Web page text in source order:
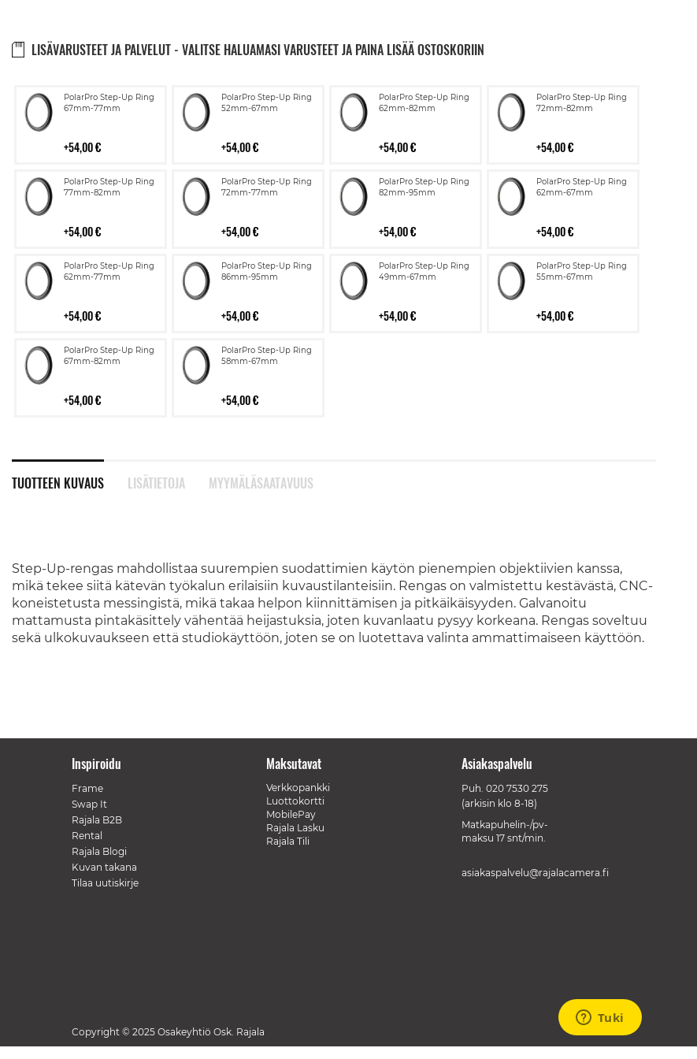
LISÄVARUSTEET JA PALVELUT - VALITSE HALUAMASI VARUSTEET JA PAINA LISÄÄ OSTOSKORIIN
PolarPro Step-Up Ring
67mm-77mm
54,00 €
Lisää
ostoskoriin
PolarPro Step-Up Ring
52mm-67mm
54,00 €
Lisää
ostoskoriin
PolarPro Step-Up Ring
62mm-82mm
54,00 €
Lisää
ostoskoriin
PolarPro Step-Up Ring
72mm-82mm
54,00 €
Lisää
ostoskoriin
PolarPro Step-Up Ring
77mm-82mm
54,00 €
Lisää
ostoskoriin
PolarPro Step-Up Ring
72mm-77mm
54,00 €
Lisää
ostoskoriin
PolarPro Step-Up Ring
82mm-95mm
54,00 €
Lisää
ostoskoriin
PolarPro Step-Up Ring
62mm-67mm
54,00 €
Lisää
ostoskoriin
PolarPro Step-Up Ring
62mm-77mm
54,00 €
Lisää
ostoskoriin
PolarPro Step-Up Ring
86mm-95mm
54,00 €
Lisää
ostoskoriin
PolarPro Step-Up Ring
49mm-67mm
54,00 €
Lisää
ostoskoriin
PolarPro Step-Up Ring
55mm-67mm
54,00 €
Lisää
ostoskoriin
PolarPro Step-Up Ring
67mm-82mm
54,00 €
Lisää
ostoskoriin
PolarPro Step-Up Ring
58mm-67mm
54,00 €
Lisää
ostoskoriin
TUOTTEEN KUVAUS
Step-Up-rengas mahdollistaa suurempien suodattimien käytön pienempien objektiivien kanssa,
mikä tekee siitä kätevän työkalun erilaisiin kuvaustilanteisiin. Rengas on valmistettu kestävästä, CNC-
koneistetusta messingistä, mikä takaa helpon kiinnittämisen ja pitkäikäisyyden. Galvanoitu
mattamusta pintakäsittely vähentää heijastuksia, joten kuvanlaatu pysyy korkeana. Rengas soveltuu
sekä ulkokuvaukseen että studiokäyttöön, joten se on luotettava valinta ammattimaiseen käyttöön.
LISÄTIETOJA MYYMÄLÄSAATAVUUS
Inspiroidu
Frame
Swap It
Rajala B2B
Rental
Rajala Blogi
Kuvan takana
Tilaa uutiskirje
Maksutavat
Verkkopankki
Luottokortti
MobilePay
Rajala Lasku
Rajala Tili
Asiakaspalvelu
Puh. 020 7530 275
(arkisin klo 8-18)
Matkapuhelin-/pv-
maksu 17 snt/min.
asiakaspalvelu@rajalacamera.fi
Copyright © 2025 Osakeyhtiö Osk. Rajala